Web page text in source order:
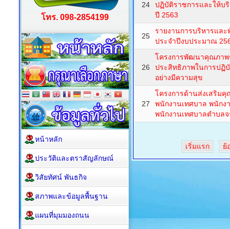
24
ปฏิบัติราชการและให้บ
ปี 2563
25
รายงานการบริหารแล
ประจำปีงบประมาณ
26
โครงการพัฒนาคุณภาพ
ประสิทธิภาพในการปฏิ
อย่างมีความสุข
27
โครงการด้านส่งเสริม
พนักงานเทศบาล พนักง
พนักงานเทศบาลตำบล
เริ่มแรก ย้
โทร. 098-2854199
หน้าหลัก
ประวัติและตราสัญลักษณ์
วิสัยทัศน์ พันธกิจ
สภาพและข้อมูลพื้นฐาน
แผนที่มุมมองถนน